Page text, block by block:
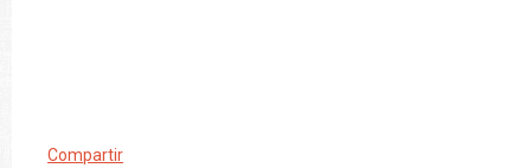
Compartir